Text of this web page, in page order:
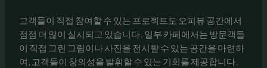
고객들이 직접 참여할 수 있는 프로젝트도 오피뷰 공간에서
점점 더 많이 실시되고 있습니다. 일부 카페에서는 방문객들
이 직접 그린 그림이나 사진을 전시할 수 있는 공간을 마련하
여, 고객들이 창의성을 발휘할 수 있는 기회를 제공합니다.